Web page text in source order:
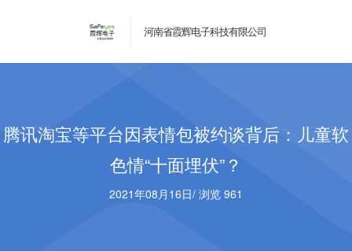
河南省霞辉电子科技有限公司
腾讯淘宝等平台因表情包被约谈背后：儿童软
色情“十面埋伏”？
2021年08月16日/ 浏览 961